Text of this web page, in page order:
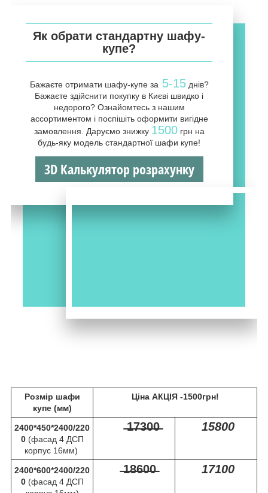
Як обрати стандартну шафу-
купе?
Бажаєте отримати шафу-купе за 5-15днів?
Бажаєте здійснити покупку в Києві швидко і
недорого? Ознайомтесь з нашим
ассортиментом і поспішіть оформити вигідне
замовлення. Даруємо знижку 1500грн на
будь-яку модель стандартної шафи купе!
3D Калькулятор розрахунку
Розмір шафи
купе (мм)
Ціна АКЦІЯ -1500грн!
2400*450*2400/220
0 (фасад 4 ДСП
корпус 16мм)
̶1̶7̶3̶0̶0̶ 15800
2400*600*2400/220
0 (фасад 4 ДСП
̶1̶8̶6̶0̶0̶ 17100